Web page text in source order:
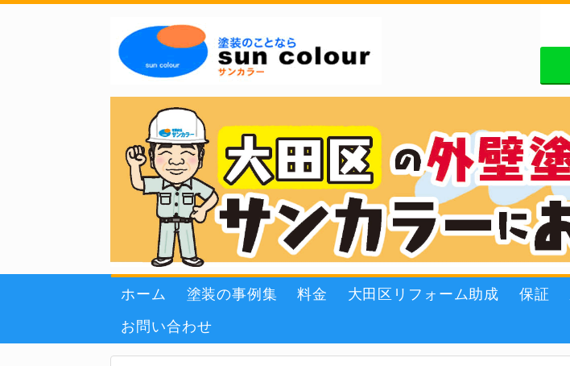
ホーム 塗装の事例集 料金 大田区リフォーム助成 保証
お問い合わせ